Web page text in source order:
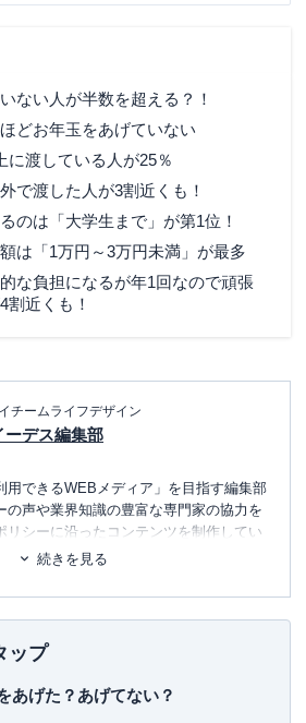
ない人が半数を超える？！
どお年玉をあげていない
に渡している人が25％
で渡した人が3割近くも！
のは「大学生まで」が第1位！
は「1万円～3万円未満」が最多
な負担になるが年1回なので頑張
割近くも！
チームライフデザイン
ーデス編集部
用できるWEBメディア」を目指す編集部
の声や業界知識の豊富な専門家の協力を
リシーに沿ったコンテンツを制作してい
ピックを中心に、読者の「まよい」を解
に関するアレコレの選び方BOOK
ーク （2023.12.20～）
続きを見る
ップ
あげた？あげてない？